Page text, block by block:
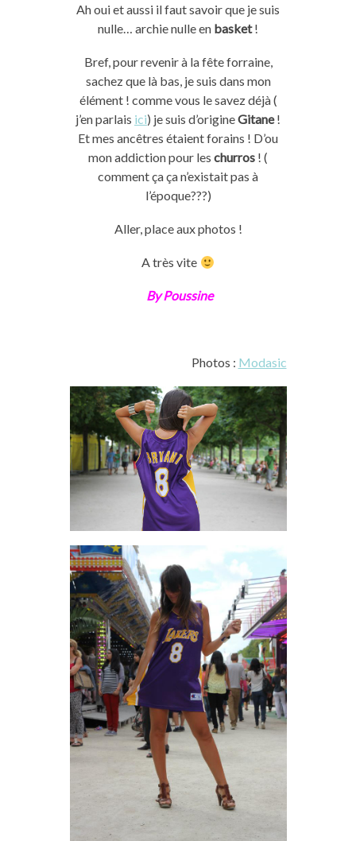
Ah oui et aussi il faut savoir que je suis
nulle… archie nulle en basket!
Bref, pour revenir à la fête forraine,
sachez que là bas, je suis dans mon
élément ! comme vous le savez déjà (
j’en parlais ici) je suis d’origineGitane!
Et mes ancêtres étaient forains ! D’ou
mon addiction pour les churros ! (
comment ça ça n’existait pas à
l’époque???)
Aller, place aux photos !
A très vite
By Poussine
Photos : Modasic